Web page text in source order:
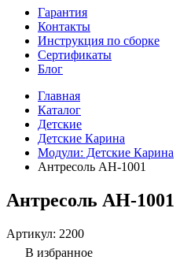
Гарантия
Контакты
Инструкция по сборке
Сертификаты
Блог
Главная
Каталог
Детские
Детские Карина
Модули: Детские Карина
Антресоль АН-1001
Антресоль АН-1001
Артикул: 2200
В избранное